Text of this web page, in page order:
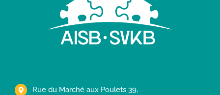
Rue du Marché aux Poulets 39,